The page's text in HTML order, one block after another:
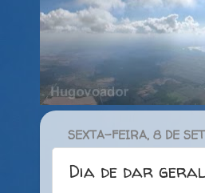
SEXTA-FEIRA, 8 DE
Dia de dar